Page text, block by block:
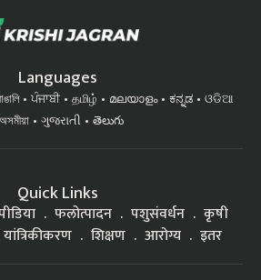
Languages
ਪੰਜਾਬੀ தமிழ் മലയാളം ಕನ್ನಡ
ଓଡିଆ
অসমীয়া
ગુજરાતી తెలుగు
Quick Links
फलोत्पादन पशुसंवर्धन
कृषी
यांत्रिकीकरण शिक्षण आरोग्य इतर